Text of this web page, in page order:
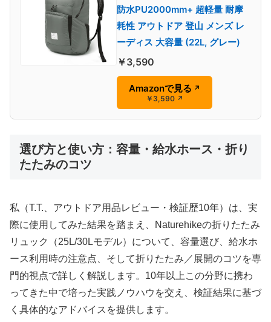
防水PU2000mm+ 超軽量 耐摩
耗性 アウトドア 登山 メンズ レ
ーディス 大容量 (22L, グレー)
￥3,590
Amazonで見る ↗
￥3,590 ↗
選び方と使い方：容量・給水ホース・折り
たたみのコツ
私（T.T.、アウトドア用品レビュー・検証歴10年）は、実
際に使用してみた結果を踏まえ、Naturehikeの折りたたみ
リュック（25L/30Lモデル）について、容量選び、給水ホ
ース利用時の注意点、そして折りたたみ／展開のコツを専
門的視点で詳しく解説します。10年以上この分野に携わ
ってきた中で培った実践ノウハウを交え、検証結果に基づ
く具体的なアドバイスを提供します。